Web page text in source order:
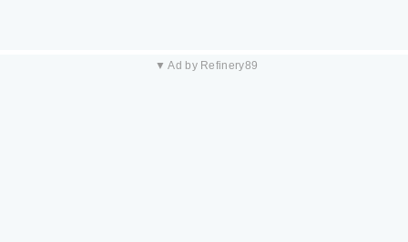
▼ Ad by Refinery89